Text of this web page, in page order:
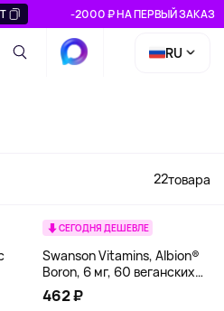
-2000 ₽ НА ПЕРВЫЙ ЗАКАЗ
RU
22товара
СЕГОДНЯ ДЕШЕВЛЕ
Swanson Vitamins, Albion®
Boron, 6 мг, 60 веганских
капсул
462 ₽